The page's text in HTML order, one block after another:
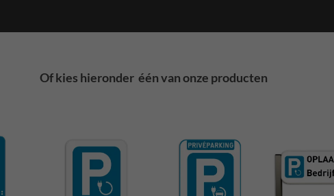
Of kies hieronder één van onze producten